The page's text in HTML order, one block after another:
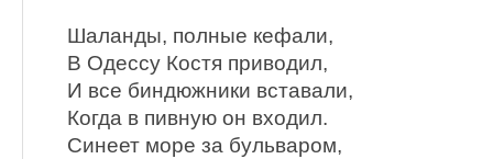
Шаланды, полные кефали,
В Одессу Костя приводил,
И все биндюжники вставали,
Когда в пивную он входил.
Синеет море за бульваром,